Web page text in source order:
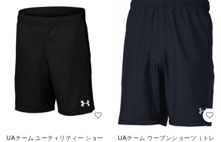
UAチーム ユーティリティー ショー
UAチーム ウーブンショーツ（トレ